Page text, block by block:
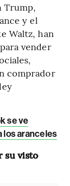
Trump,
y el
Waltz, han
vender
comprador
se ve
los aranceles
su visto